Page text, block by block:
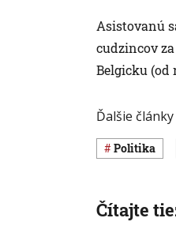
Asistovanú
cudzincov
Belgicku (od
Ďalšie
Politika
Čítajte